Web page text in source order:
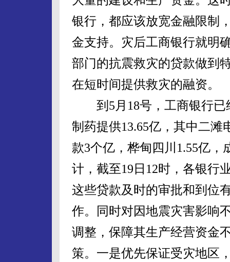
银行，都应该放宽金融限制
金支持。灾后工商银行就明
部门的抗震救灾的贷款做到
在短时间提供救灾的融资。
到5月18号，工商银行已
制药提供13.65亿，其中二
款3个亿，桦甸四川1.55亿，
计，截至19日12时，各银行
这些贷款及时的审批和到位
作。同时对因地震灾害影响
调整，保障其生产经营资金
策。一是优先保证受灾地区